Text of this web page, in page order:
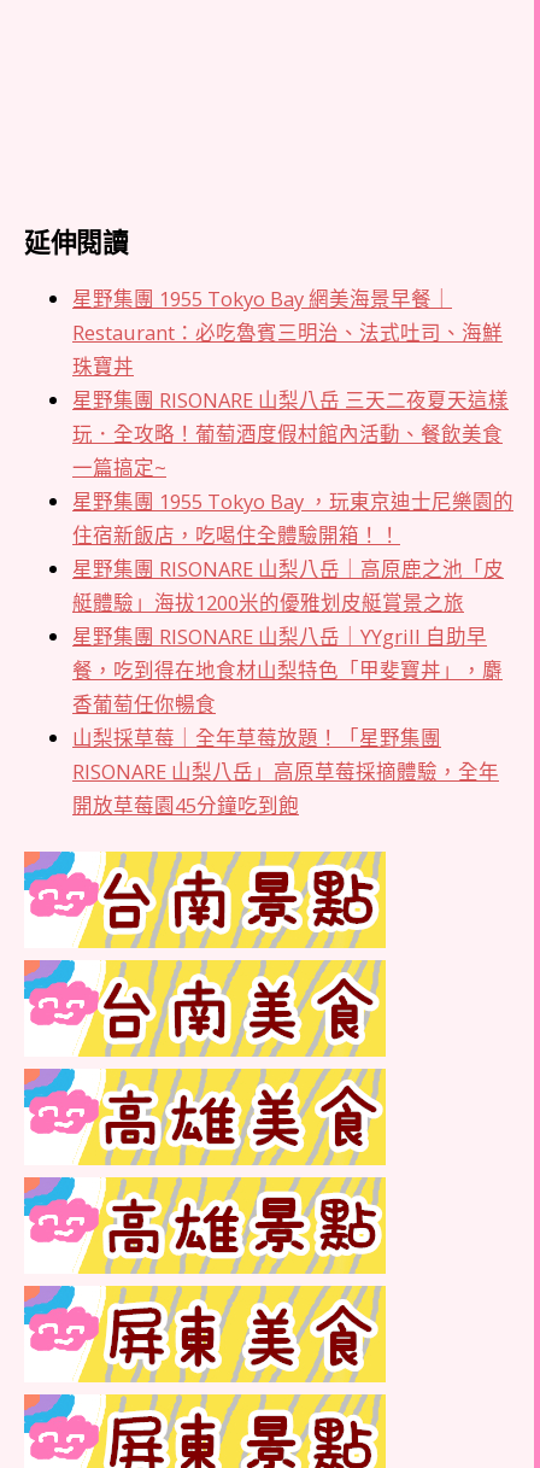
延伸閱讀
星野集團 1955 Tokyo Bay 網美海景早餐｜
Restaurant：必吃魯賓三明治、法式吐司、海鮮
珠寶丼
星野集團 RISONARE 山梨八岳 三天二夜夏天這樣
玩．全攻略！葡萄酒度假村館內活動、餐飲美食
一篇搞定~
星野集團 1955 Tokyo Bay ，玩東京迪士尼樂園的
住宿新飯店，吃喝住全體驗開箱！！
星野集團 RISONARE 山梨八岳｜高原鹿之池「皮
艇體驗」海拔1200米的優雅划皮艇賞景之旅
星野集團 RISONARE 山梨八岳｜YYgrill 自助早
餐，吃到得在地食材山梨特色「甲斐寶丼」，麝
香葡萄任你暢食
山梨採草莓｜全年草莓放題！「星野集團
RISONARE 山梨八岳」高原草莓採摘體驗，全年
開放草莓園45分鐘吃到飽